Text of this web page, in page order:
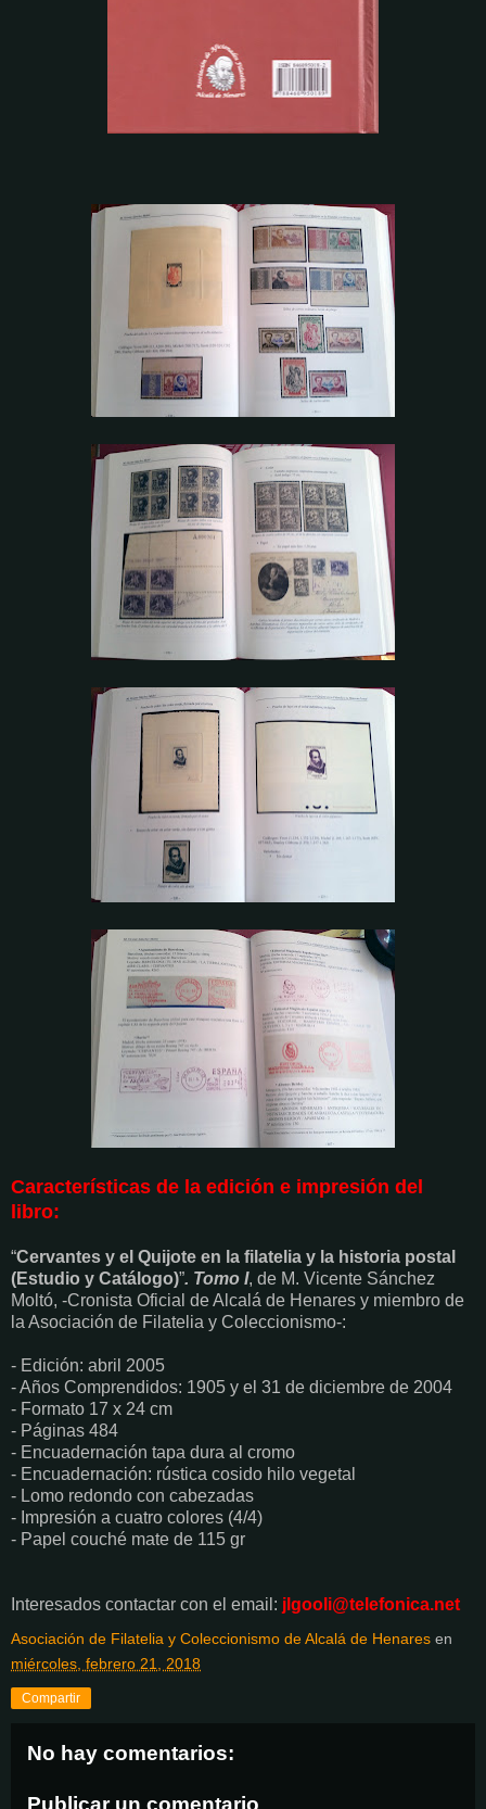
Características de la edición e impresión del
libro:
“Cervantes y el Quijote en la filatelia y la historia postal
(Estudio y Catálogo)”. Tomo I, de M. Vicente Sánchez
Moltó, -Cronista Oficial de Alcalá de Henares y miembro de
la Asociación de Filatelia y Coleccionismo-:
- Edición: abril 2005
- Años Comprendidos: 1905 y el 31 de diciembre de 2004
- Formato 17 x 24 cm
- Páginas 484
- Encuadernación tapa dura al cromo
- Encuadernación: rústica cosido hilo vegetal
- Lomo redondo con cabezadas
- Impresión a cuatro colores (4/4)
- Papel couché mate de 115 gr
Interesados contactar con el email: jlgooli@telefonica.net
Asociación de Filatelia y Coleccionismo de Alcalá de Henares en
miércoles, febrero 21, 2018
Compartir
No hay comentarios: